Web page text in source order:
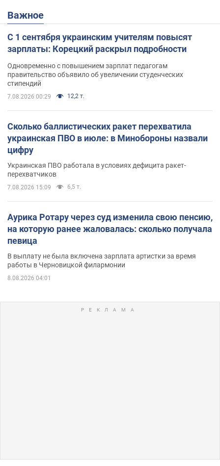
Важное
С 1 сентября украинским учителям повысят
зарплаты: Корецкий раскрыл подробности
Одновременно с повышением зарплат педагогам
правительство объявило об увеличении студенческих
стипендий
7.08.2026 00:29 12,2 т.
Сколько баллистических ракет перехватила
украинская ПВО в июле: в Минобороны назвали
цифру
Украинская ПВО работала в условиях дефицита ракет-
перехватчиков
7.08.2026 15:09 6,5 т.
Аурика Ротару через суд изменила свою пенсию,
на которую ранее жаловалась: сколько получала
певица
В выплату не была включена зарплата артистки за время
работы в Черновицкой филармонии
8.08.2026 04:01